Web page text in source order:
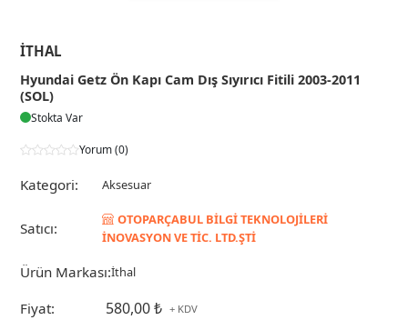
İTHAL
Hyundai Getz Ön Kapı Cam Dış Sıyırıcı Fitili 2003-2011
(SOL)
Stokta Var
Yorum (0)
Kategori: Aksesuar
Satıcı:
OTOPARÇABUL BİLGİ TEKNOLOJİLERİ
İNOVASYON VE TİC. LTD.ŞTİ
Ürün Markası:İthal
Fiyat: 580,00 ₺ + KDV